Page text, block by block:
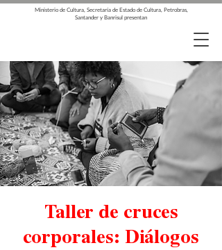
Ministerio de Cultura, Secretaría de Estado de Cultura, Petrobras,
Santander y Banrisul presentan
Taller de cruces
corporales: Diálogos